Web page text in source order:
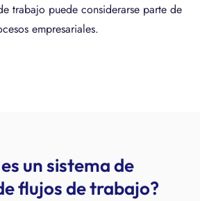
trabajo puede considerarse parte de
empresariales.
un sistema de
flujos de trabajo?